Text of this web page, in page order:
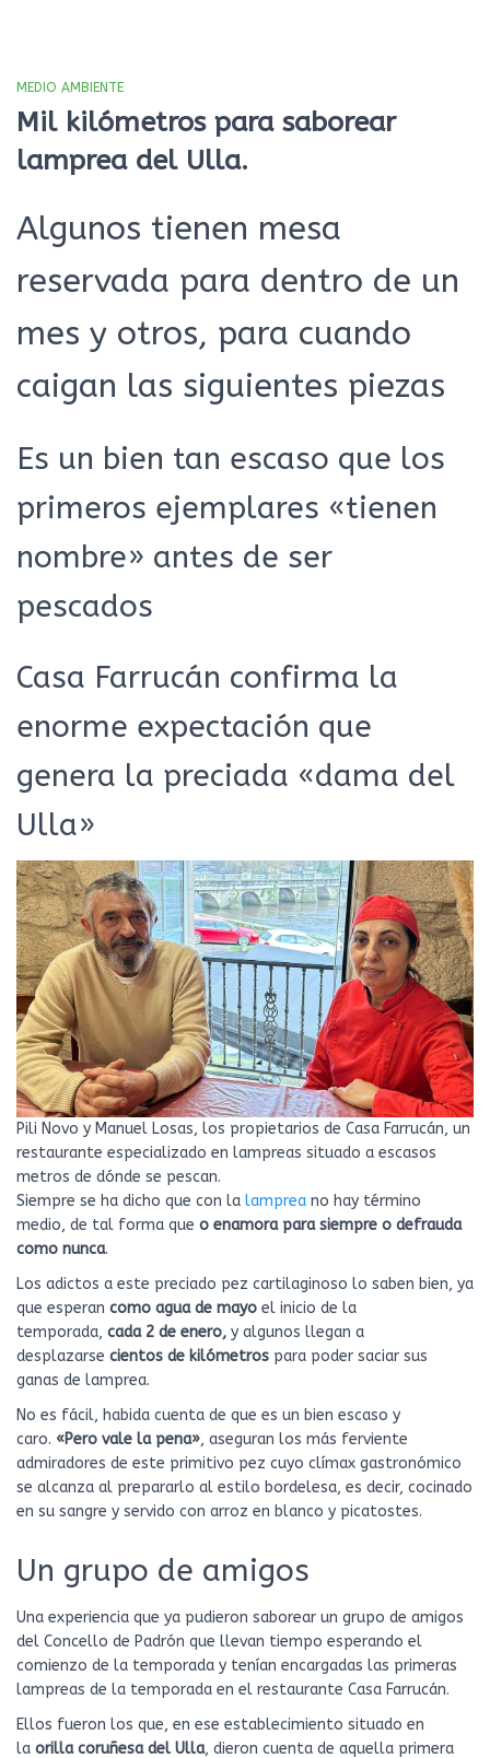
MEDIO AMBIENTE
Mil kilómetros para saborear
lamprea del Ulla.
Algunos tienen mesa
reservada para dentro de un
mes y otros, para cuando
caigan las siguientes piezas
Es un bien tan escaso que los
primeros ejemplares «tienen
nombre» antes de ser
pescados
Casa Farrucán confirma la
enorme expectación que
genera la preciada «dama del
Ulla»
Pili Novo y Manuel Losas, los propietarios de Casa Farrucán, un
restaurante especializado en lampreas situado a escasos
metros de dónde se pescan.
Siempre se ha dicho que con la lamprea no hay término
medio, de tal forma que o enamora para siempre o defrauda
como nunca.
Los adictos a este preciado pez cartilaginoso lo saben bien, ya
que esperan como agua de mayo el inicio de la
temporada, cada 2 de enero, y algunos llegan a
desplazarse cientos de kilómetros para poder saciar sus
ganas de lamprea.
No es fácil, habida cuenta de que es un bien escaso y
caro. «Pero vale la pena», aseguran los más ferviente
admiradores de este primitivo pez cuyo clímax gastronómico
se alcanza al prepararlo al estilo bordelesa, es decir, cocinado
en su sangre y servido con arroz en blanco y picatostes.
Un grupo de amigos
Una experiencia que ya pudieron saborear un grupo de amigos
del Concello de Padrón que llevan tiempo esperando el
comienzo de la temporada y tenían encargadas las primeras
lampreas de la temporada en el restaurante Casa Farrucán.
Ellos fueron los que, en ese establecimiento situado en
la orilla coruñesa del Ulla, dieron cuenta de aquella primera